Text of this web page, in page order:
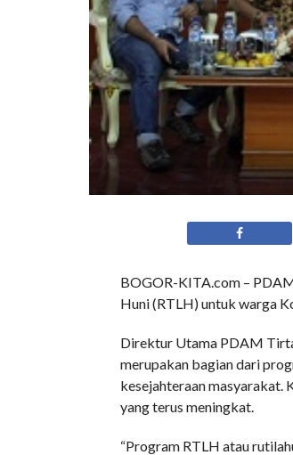
BOGOR-KITA.com –
Huni (RTLH) untuk warga
Direktur Utama PDAM
merupakan bagian dari
kesejahteraan masyarakat.
yang terus meningkat.
“Program RTLH atau